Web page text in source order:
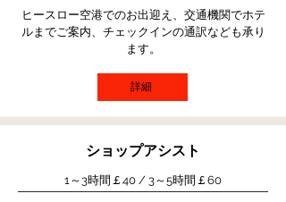
ヒースロー空港でのお出迎え、交通機関でホテ
ルまでご案内、チェックインの通訳なども​承り
ます。
詳細
ショップアシスト
1～3時間￡40​ / 3～5時間￡60